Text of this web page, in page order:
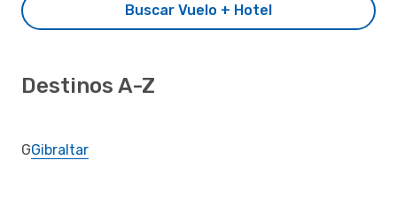
Buscar Vuelo + Hotel
Destinos A-Z
GGibraltar